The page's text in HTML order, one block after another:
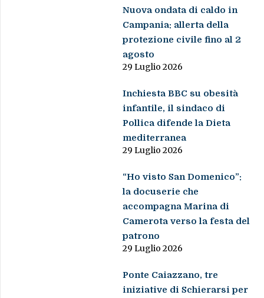
Nuova ondata di caldo in
Campania: allerta della
protezione civile fino al 2
agosto
29 Luglio 2026
Inchiesta BBC su obesità
infantile, il sindaco di
Pollica difende la Dieta
mediterranea
29 Luglio 2026
“Ho visto San Domenico”:
la docuserie che
accompagna Marina di
Camerota verso la festa del
patrono
29 Luglio 2026
Ponte Caiazzano, tre
iniziative di Schierarsi per